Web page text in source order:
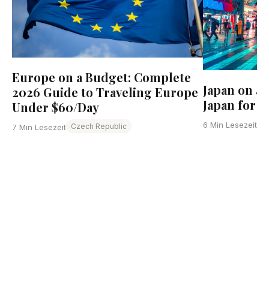
Europe on a Budget: Complete
2026 Guide to Traveling Europe
Under $60/Day
7 Min Lesezeit Czech Republic
Japan on
Japan for
6 Min Lesezeit